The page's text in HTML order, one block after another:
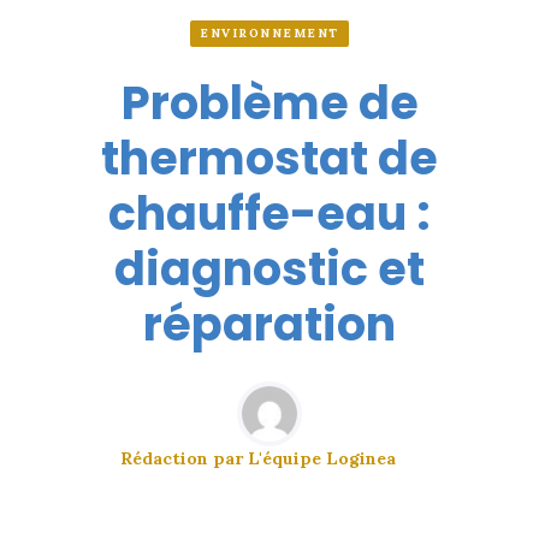
ENVIRONNEMENT
Problème de
thermostat de
chauffe-eau :
diagnostic et
réparation
Rédaction par L'équipe Loginea